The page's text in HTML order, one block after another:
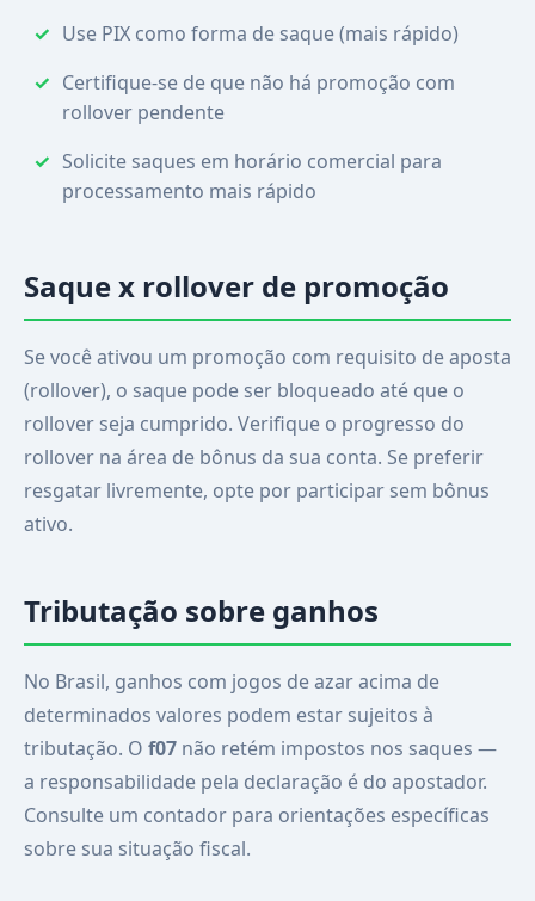
Use PIX como forma de saque (mais rápido)
Certifique-se de que não há promoção com
rollover pendente
Solicite saques em horário comercial para
processamento mais rápido
Saque x rollover de promoção
Se você ativou um promoção com requisito de aposta
(rollover), o saque pode ser bloqueado até que o
rollover seja cumprido. Verifique o progresso do
rollover na área de bônus da sua conta. Se preferir
resgatar livremente, opte por participar sem bônus
ativo.
Tributação sobre ganhos
No Brasil, ganhos com jogos de azar acima de
determinados valores podem estar sujeitos à
tributação. O f07 não retém impostos nos saques —
a responsabilidade pela declaração é do apostador.
Consulte um contador para orientações específicas
sobre sua situação fiscal.